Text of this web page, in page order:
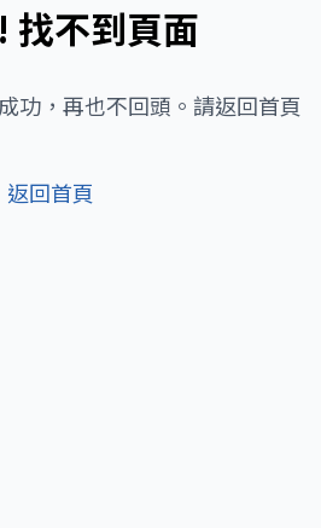
找不到頁面
功，再也不回頭。請返回首頁
返回首頁